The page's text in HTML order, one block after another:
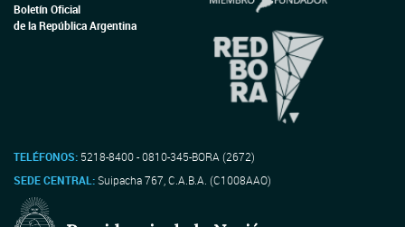
Boletín Oficial
de la República Argentina
TELÉFONOS: 5218-8400 - 0810-345-BORA (2672)
SEDE CENTRAL:Suipacha 767, C.A.B.A. (C1008AAO)